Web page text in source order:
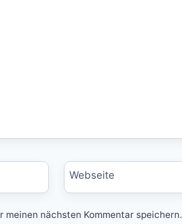
Webseite
nächsten Kommentar speichern.